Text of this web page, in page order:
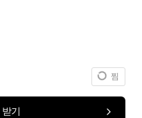
찜
받기